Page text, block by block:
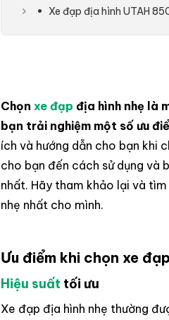
Xe đạp địa hình UTAH
Chọn xe đạp địa hình nhẹ là
bạn trải nghiệm một số ưu
ích và hướng dẫn cho bạn khi
cho bạn đến cách sử dụng và
nhất. Hãy tham khảo lại và
nhẹ nhất cho mình.
Ưu điểm khi chọn xe
Hiệu suất tối ưu
Xe đạp địa hình nhẹ thường